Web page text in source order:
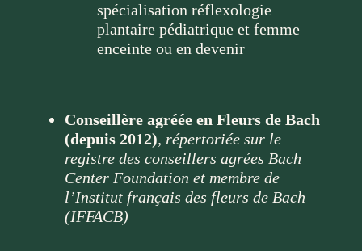
spécialisation réflexologie
plantaire pédiatrique et femme
enceinte ou en devenir
Conseillère agréée en Fleurs de Bach
(depuis 2012), répertoriée sur le
registre des conseillers agrées Bach
Center Foundation et membre de
l’Institut français des fleurs de Bach
(IFFACB)